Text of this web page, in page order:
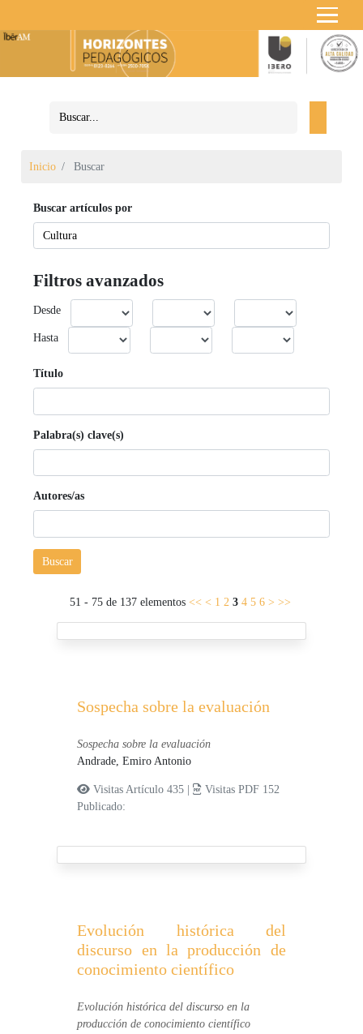
Inicio Buscar
Buscar artículos por
Filtros avanzados
Desde
Hasta
Título
Palabra(s) clave(s)
Autores/as
Buscar
51 - 75 de 137 elementos << < 1 2 3 4 5 6 > >>
Sospecha sobre la evaluación
Sospecha sobre la evaluación
Andrade, Emiro Antonio
Visitas Artículo 435 |
Visitas PDF 152
Publicado:
Evolución histórica del
discurso en la producción de
conocimiento científico
Evolución histórica del discurso en la
producción de conocimiento científico